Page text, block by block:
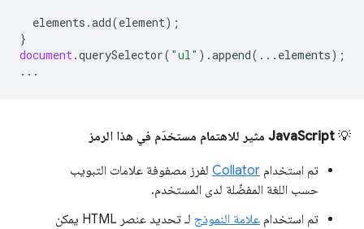
elements .add(element);
}
document.querySelector( "ul" ).append(... elements);
...
💡 JavaScript مثير للاهتمام مستخدَم في هذا الرمز
تم استخدام Collator لفرز مصفوفة علامات التبويب
حسب اللغة المفضّلة لدى المستخدم.
تم استخدام علامة النموذج
لـ تحديد عنصر HTML يمكن